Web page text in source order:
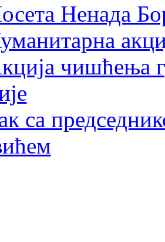
Ненада
чишћења
са